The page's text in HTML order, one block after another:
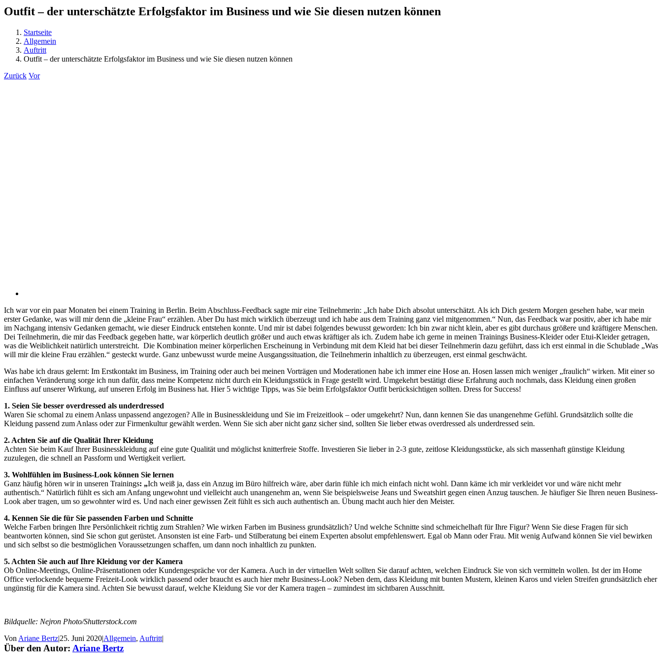
Outfit – der unterschätzte Erfolgsfaktor im Business und wie Sie diesen nutzen können
Startseite
Allgemein
Auftritt
Outfit – der unterschätzte Erfolgsfaktor im Business und wie Sie diesen nutzen können
Zurück Vor
Ich war vor ein paar Monaten bei einem Training in Berlin. Beim Abschluss-Feedback sagte mir eine Teilnehmerin: „Ich habe Dich absolut unterschätzt. Als ich Dich gestern Morgen gesehen habe, war mein
erster Gedanke, was will mir denn die „kleine Frau“ erzählen. Aber Du hast mich wirklich überzeugt und ich habe aus dem Training ganz viel mitgenommen.“ Nun, das Feedback war positiv, aber ich habe mir
im Nachgang intensiv Gedanken gemacht, wie dieser Eindruck entstehen konnte. Und mir ist dabei folgendes bewusst geworden: Ich bin zwar nicht klein, aber es gibt durchaus größere und kräftigere Menschen.
Dei Teilnehmerin, die mir das Feedback gegeben hatte, war körperlich deutlich größer und auch etwas kräftiger als ich. Zudem habe ich gerne in meinen Trainings Business-Kleider oder Etui-Kleider getragen,
was die Weiblichkeit natürlich unterstreicht. Die Kombination meiner körperlichen Erscheinung in Verbindung mit dem Kleid hat bei dieser Teilnehmerin dazu geführt, dass ich erst einmal in die Schublade „Was
will mir die kleine Frau erzählen.“ gesteckt wurde. Ganz unbewusst wurde meine Ausgangssituation, die Teilnehmerin inhaltlich zu überzeugen, erst einmal geschwächt.
Was habe ich draus gelernt: Im Erstkontakt im Business, im Training oder auch bei meinen Vorträgen und Moderationen habe ich immer eine Hose an. Hosen lassen mich weniger „fraulich“ wirken. Mit einer so
einfachen Veränderung sorge ich nun dafür, dass meine Kompetenz nicht durch ein Kleidungsstück in Frage gestellt wird. Umgekehrt bestätigt diese Erfahrung auch nochmals, dass Kleidung einen großen
Einfluss auf unserer Wirkung, auf unseren Erfolg im Business hat. Hier 5 wichtige Tipps, was Sie beim Erfolgsfaktor Outfit berücksichtigen sollten. Dress for Success!
1. Seien Sie besser overdressed als underdressed
Waren Sie schomal zu einem Anlass unpassend angezogen? Alle in Businesskleidung und Sie im Freizeitlook – oder umgekehrt? Nun, dann kennen Sie das unangenehme Gefühl. Grundsätzlich sollte die
Kleidung passend zum Anlass oder zur Firmenkultur gewählt werden. Wenn Sie sich aber nicht ganz sicher sind, sollten Sie lieber etwas overdressed als underdressed sein.
2. Achten Sie auf die Qualität Ihrer Kleidung
Achten Sie beim Kauf Ihrer Businesskleidung auf eine gute Qualität und möglichst knitterfreie Stoffe. Investieren Sie lieber in 2-3 gute, zeitlose Kleidungsstücke, als sich massenhaft günstige Kleidung
zuzulegen, die schnell an Passform und Wertigkeit verliert.
3. Wohlfühlen im Business-Look können Sie lernen
Ganz häufig hören wir in unseren Trainings: „Ich weiß ja, dass ein Anzug im Büro hilfreich wäre, aber darin fühle ich mich einfach nicht wohl. Dann käme ich mir verkleidet vor und wäre nicht mehr
authentisch.“ Natürlich fühlt es sich am Anfang ungewohnt und vielleicht auch unangenehm an, wenn Sie beispielsweise Jeans und Sweatshirt gegen einen Anzug tauschen. Je häufiger Sie Ihren neuen Business-
Look aber tragen, um so gewohnter wird es. Und nach einer gewissen Zeit fühlt es sich auch authentisch an. Übung macht auch hier den Meister.
4. Kennen Sie die für Sie passenden Farben und Schnitte
Welche Farben bringen Ihre Persönlichkeit richtig zum Strahlen? Wie wirken Farben im Business grundsätzlich? Und welche Schnitte sind schmeichelhaft für Ihre Figur? Wenn Sie diese Fragen für sich
beantworten können, sind Sie schon gut gerüstet. Ansonsten ist eine Farb- und Stilberatung bei einem Experten absolut empfehlenswert. Egal ob Mann oder Frau. Mit wenig Aufwand können Sie viel bewirken
und sich selbst so die bestmöglichen Voraussetzungen schaffen, um dann noch inhaltlich zu punkten.
5. Achten Sie auch auf Ihre Kleidung vor der Kamera
Ob Online-Meetings, Online-Präsentationen oder Kundengespräche vor der Kamera. Auch in der virtuellen Welt sollten Sie darauf achten, welchen Eindruck Sie von sich vermitteln wollen. Ist der im Home
Office verlockende bequeme Freizeit-Look wirklich passend oder braucht es auch hier mehr Business-Look? Neben dem, dass Kleidung mit bunten Mustern, kleinen Karos und vielen Streifen grundsätzlich eher
ungünstig für die Kamera sind. Achten Sie bewusst darauf, welche Kleidung Sie vor der Kamera tragen – zumindest im sichtbaren Ausschnitt.
Bildquelle: Nejron Photo/Shutterstock.com
Von Ariane Bertz|25. Juni 2020|Allgemein, Auftritt|
Über den Autor: Ariane Bertz